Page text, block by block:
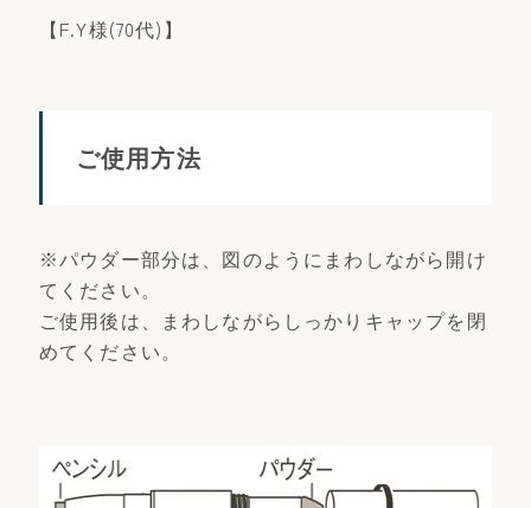
【F.Y様(70代)】
ご使用方法
※パウダー部分は、図のようにまわしながら開け
てください。
ご使用後は、まわしながらしっかりキャップを閉
めてください。